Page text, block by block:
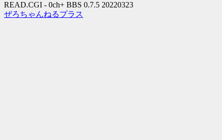
READ.CGI - 0ch+ BBS 0.7.5 20220323
ぜろちゃんねるプラス